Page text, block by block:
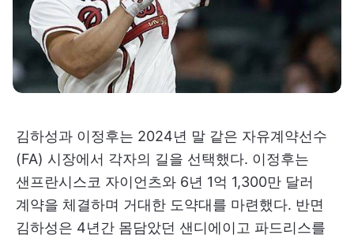
김하성과 이정후는 2024년 말 같은 자유계약선수
(FA) 시장에서 각자의 길을 선택했다. 이정후는
샌프란시스코 자이언츠와 6년 1억 1,300만 달러
계약을 체결하며 거대한 도약대를 마련했다. 반면
김하성은 4년간 몸담았던 샌디에이고 파드리스를